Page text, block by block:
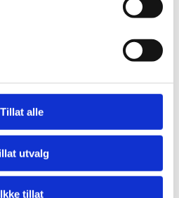
Tillat alle
utvalg
Ikke tillat
etterspørre miljø